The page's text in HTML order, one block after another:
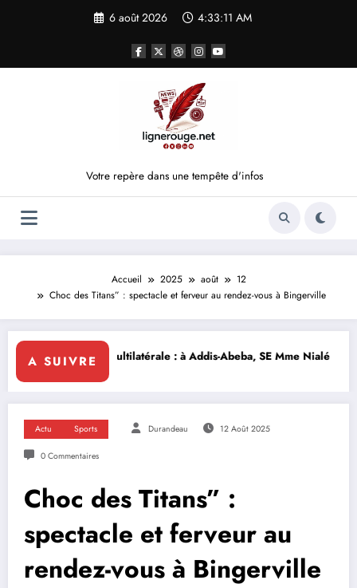
6 août 2026 4:33:12 AM
Votre repère dans une tempête d'infos
Accueil 2025 août
12
Choc des Titans” : spectacle et ferveur au rendez-vous à Bingerville
A SUIVRE
multilatérale : à Addis-Abeba, SE Mme Nialé Kaba porte la voix
𝐉𝐎𝐉 𝐃𝐀𝐊𝐀𝐑
Actu Sports Durandeau 12 Août 2025
0 Commentaires
Choc des Titans” :
spectacle et ferveur au
rendez-vous à Bingerville